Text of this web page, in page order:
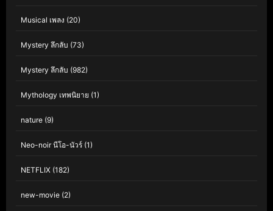
Musical เพลง (20)
Mystery ลึกลับ (73)
Mystery ลึกลับ (982)
Mythology เทพนิยาย (1)
nature (9)
Neo-noir นีโอ-นัวร์ (1)
NETFLIX (182)
new-movie (2)